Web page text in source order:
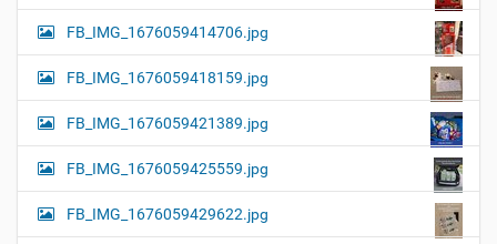
FB_IMG_1676059414706.jpg
FB_IMG_1676059418159.jpg
FB_IMG_1676059421389.jpg
FB_IMG_1676059425559.jpg
FB_IMG_1676059429622.jpg